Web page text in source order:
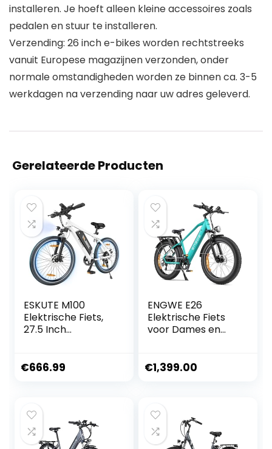
installeren. Je hoeft alleen kleine accessoires zoals
pedalen en stuur te installeren.
Verzending: 26 inch e-bikes worden rechtstreeks
vanuit Europese magazijnen verzonden, onder
normale omstandigheden worden ze binnen ca. 3-5
werkdagen na verzending naar uw adres geleverd.
Gerelateerde Producten
ESKUTE M100
Elektrische Fiets,
27.5 Inch
10.4 Ah Batterij,
Volwassenen
Heren Dames
€666.99
ENGWE E26
Elektrische Fiets
voor Dames en
48V 16Ah Bereik
MTB E-bike
€1,399.00